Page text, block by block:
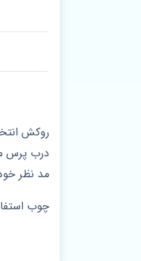
مد نظر
چوب